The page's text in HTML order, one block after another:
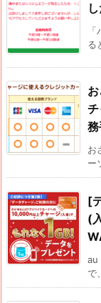
る
務
お
ー
[
(
au
で